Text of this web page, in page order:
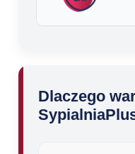
Dlaczego